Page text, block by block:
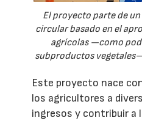
El proyecto parte de
circular basado en el
agrícolas —como
subproductos
Este proyecto nace
los agricultores a
ingresos y contribuir a